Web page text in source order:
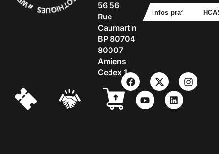
56 56
Rue
Caumartin
BP 80704
80007
Amiens
Cedex 1
Infos pratiques